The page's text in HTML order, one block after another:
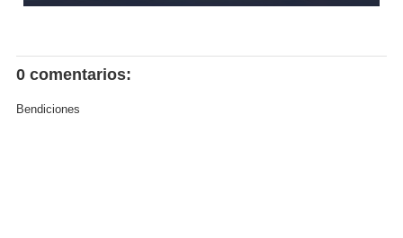
0 comentarios:
Bendiciones